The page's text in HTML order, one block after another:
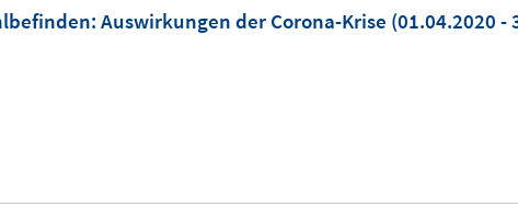
Auswirkungen der Corona-Krise (01.04.2020 -